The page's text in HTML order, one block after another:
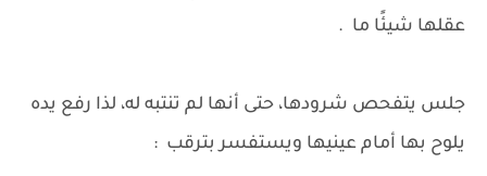
عقلها شيئًا ما .
جلس يتفحص شرودها، حتى أنها لم تنتبه له، لذا رفع يده
يلوح بها أمام عينيها ويستفسر بترقب :